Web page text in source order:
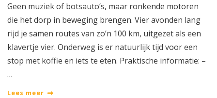
Geen muziek of botsauto’s, maar ronkende motoren
die het dorp in beweging brengen. Vier avonden lang
rijd je samen routes van zo’n 100 km, uitgezet als een
klavertje vier. Onderweg is er natuurlijk tijd voor een
stop met koffie en iets te eten. Praktische informatie: –
…
Lees meer